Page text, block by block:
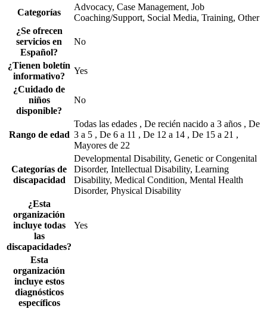
Categorías
Advocacy, Case Management, Job
Coaching/Support, Social Media, Training, Other
¿Se ofrecen
servicios en
Español?
No
¿Tienen boletín
informativo?
Yes
¿Cuidado de
niños
disponible?
No
Rango de edad
Todas las edades , De recién nacido a 3 años , De
3 a 5 , De 6 a 11 , De 12 a 14 , De 15 a 21 ,
Mayores de 22
Categorías de
discapacidad
Developmental Disability, Genetic or Congenital
Disorder, Intellectual Disability, Learning
Disability, Medical Condition, Mental Health
Disorder, Physical Disability
¿Esta
organización
incluye todas
las
discapacidades?
Yes
Esta
organización
incluye estos
diagnósticos
específicos